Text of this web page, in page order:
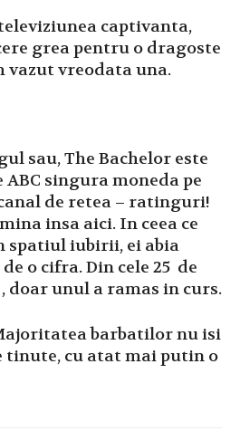
captivanta,
grea pentru o dragoste
vazut vreodata una.
sau, The Bachelor este
singura moneda pe
de retea – ratinguri!
insa aici. In ceea ce
spatiul iubirii, ei abia
o cifra. Din cele 25 de
doar unul a ramas in curs.
barbatilor nu isi
tinute, cu atat mai putin o